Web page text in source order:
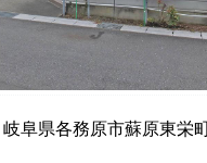
岐阜県各務原市蘇原東栄